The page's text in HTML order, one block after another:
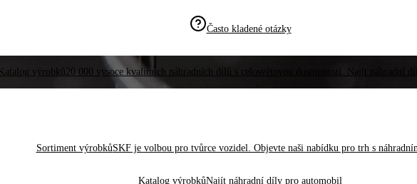
Často kladené otázky
Katalog výrobků20 000 vysoce kvalitních náhradních dílů s celosvětovou dostupností. Najít náhradní
Sortiment výrobkůSKF je volbou pro tvůrce vozidel. Objevte naši nabídku pro trh s
Katalog výrobkůNajít náhradní díly pro automobil